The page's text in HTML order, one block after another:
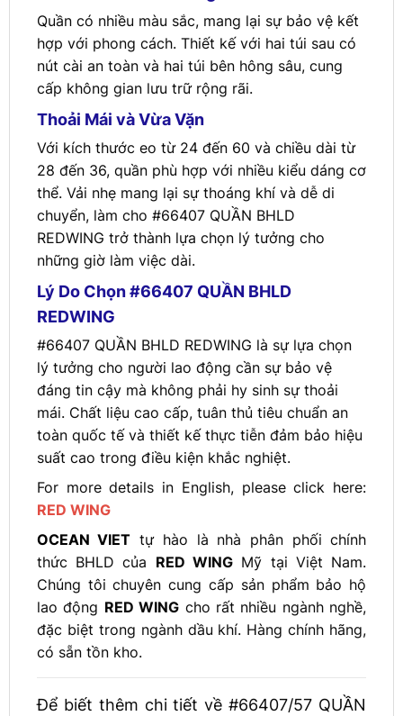
Quần có nhiều màu sắc, mang lại sự bảo vệ kết
hợp với phong cách. Thiết kế với hai túi sau có
nút cài an toàn và hai túi bên hông sâu, cung
cấp không gian lưu trữ rộng rãi.
Thoải Mái và Vừa Vặn
Với kích thước eo từ 24 đến 60 và chiều dài từ
28 đến 36, quần phù hợp với nhiều kiểu dáng cơ
thể. Vải nhẹ mang lại sự thoáng khí và dễ di
chuyển, làm cho #66407 QUẦN BHLD
REDWING trở thành lựa chọn lý tưởng cho
những giờ làm việc dài.
Lý Do Chọn #66407 QUẦN BHLD
REDWING
#66407 QUẦN BHLD REDWING là sự lựa chọn
lý tưởng cho người lao động cần sự bảo vệ
đáng tin cậy mà không phải hy sinh sự thoải
mái. Chất liệu cao cấp, tuân thủ tiêu chuẩn an
toàn quốc tế và thiết kế thực tiễn đảm bảo hiệu
suất cao trong điều kiện khắc nghiệt.
For more details in English, please click here:
RED WING
OCEAN VIET tự hào là nhà phân phối chính
thức BHLD của RED WING Mỹ tại Việt Nam.
Chúng tôi chuyên cung cấp sản phẩm bảo hộ
lao động RED WING cho rất nhiều ngành nghề,
đặc biệt trong ngành dầu khí. Hàng chính hãng,
có sẵn tồn kho.
Để biết thêm chi tiết về #66407/57 QUẦN